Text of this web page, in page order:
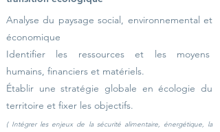
Analyse du paysage social, environnemental et
économique
Identifier les ressources et les moyens
humains, financiers et matériels.
Établir une stratégie globale en écologie du
territoire et fixer les objectifs.
( Intégrer les enjeux de la sécurité alimentaire, énergétique, la